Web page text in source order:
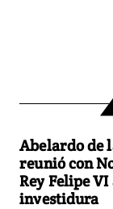
Abelardo de
reunió con
Rey Felipe VI
investidura